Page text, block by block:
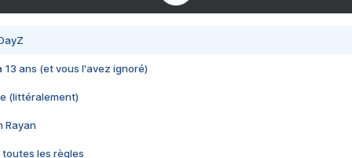
13 ans (et vous l'avez ignoré)
(littéralement)
Rayan
toutes les règles